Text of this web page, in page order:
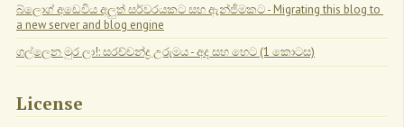
බ්ලොග් අඩෙවිය අලුත් සර්වරයකට සහ ඇන්ජිමකට - Migrating this blog to
a new server and blog engine
ගල්ලෙන මුර ලා!: සරච්චන්ද්‍ර උරුමය - අද සහ හෙට (1 කොටස)
License